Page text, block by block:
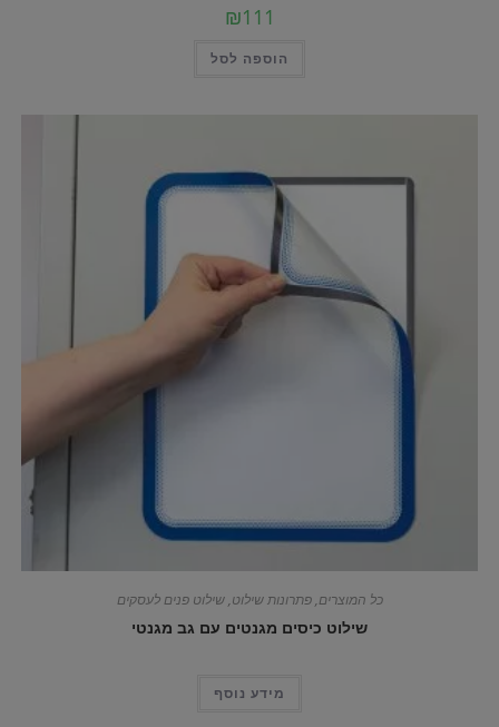
₪111
הוספה לסל
כל המוצרים,פתרונות שילוט,שילוט פנים לעסקים
שילוט כיסים מגנטים עם גב מגנטי
מידע נוסף